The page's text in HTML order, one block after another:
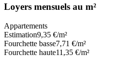
Loyers mensuels au m²
Appartements
Estimation9,35 €/m²
Fourchette basse7,71 €/m²
Fourchette haute11,35 €/m²